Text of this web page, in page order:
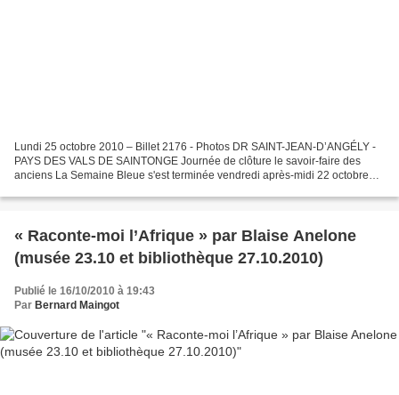
Lundi 25 octobre 2010 – Billet 2176 - Photos DR SAINT-JEAN-D’ANGÉLY -
PAYS DES VALS DE SAINTONGE Journée de clôture le savoir-faire des
anciens La Semaine Bleue s'est terminée vendredi après-midi 22 octobre
« Raconte-moi l’Afrique » par Blaise Anelone
(musée 23.10 et bibliothèque 27.10.2010)
Publié le 16/10/2010 à 19:43
Par Bernard Maingot